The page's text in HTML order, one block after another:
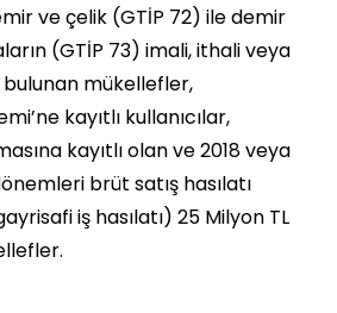
ve çelik (GTİP 72) ile demir
(GTİP 73) imali, ithali veya
mükellefler,
kayıtlı kullanıcılar,
kayıtlı olan ve 2018 veya
brüt satış hasılatı
iş hasılatı) 25 Milyon TL